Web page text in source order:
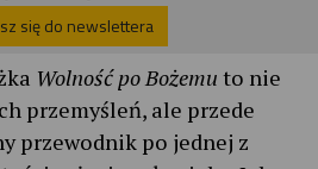
się do newslettera
Wolność po Bożemu to nie
przemyśleń, ale przede
przewodnik po jednej z